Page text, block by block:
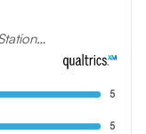
5
5